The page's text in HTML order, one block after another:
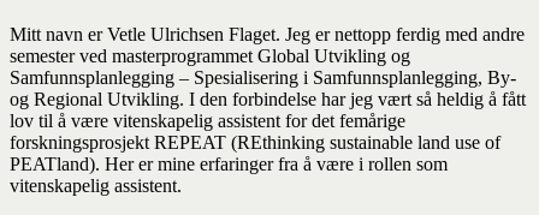
Mitt navn er Vetle Ulrichsen Flaget. Jeg er nettopp ferdig med andre
semester ved masterprogrammet Global Utvikling og
Samfunnsplanlegging – Spesialisering i Samfunnsplanlegging, By-
og Regional Utvikling. I den forbindelse har jeg vært så heldig å fått
lov til å være vitenskapelig assistent for det femårige
forskningsprosjekt REPEAT (REthinking sustainable land use of
PEATland). Her er mine erfaringer fra å være i rollen som
vitenskapelig assistent.